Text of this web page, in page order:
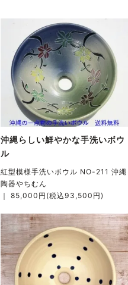
沖縄らしい鮮やかな手洗いボウ
ル
紅型模様手洗いボウル NO-211 沖縄
陶器やちむん
｜ 85,000円(税込93,500円)